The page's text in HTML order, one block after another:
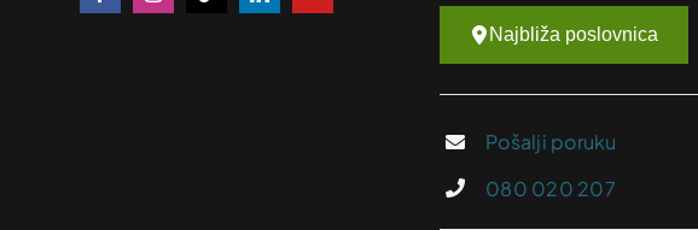
Najbliža poslovnica
Pošalji poruku
080 020 207